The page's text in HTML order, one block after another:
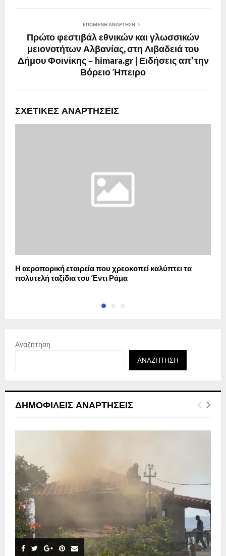
ΕΠΌΜΕΝΗ ΑΝΆΡΤΗΣΗ
Πρώτο φεστιβάλ εθνικών και γλωσσικών
μειονοτήτων Αλβανίας, στη Λιβαδειά του
Δήμου Φοινίκης – himara.gr | Ειδήσεις απ’ την
Βόρειο Ήπειρο
ΣΧΕΤΙΚΈΣ ΑΝΑΡΤΉΣΕΙΣ
Η αεροπορική εταιρεία που χρεοκοπεί καλύπτει τα
πολυτελή ταξίδια του Έντι Ράμα
Αναζήτηση
ΑΝΑΖΉΤΗΣΗ
ΔΗΜΟΦΙΛΕΊΣ ΑΝΑΡΤΉΣΕΙΣ